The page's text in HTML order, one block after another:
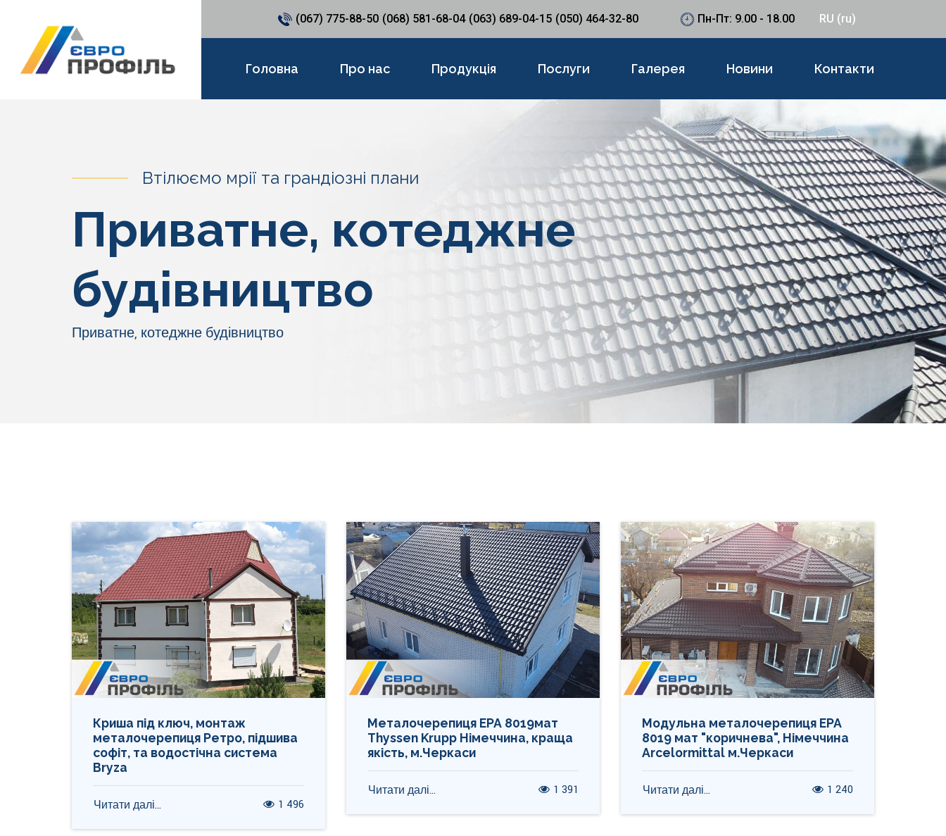
(067) 775-88-50 (068) 581-68-04 (063) 689-04-15 (050) 464-32-80 Пн-Пт: 9.00 - 18.00 RU (ru)
Головна Про нас Продукція Послуги Галерея Новини Контакти
Втілюємо мрії та грандіозні плани
Приватне, котеджне
будівництво
Приватне, котеджне будівництво
Криша під ключ, монтаж
металочерепиця Ретро, підшива
софіт, та водостічна система
Bryza
Читати далі... 1 496
Металочерепиця ЕРА 8019мат
Thyssen Krupp Німеччина, краща
якість, м.Черкаси
Читати далі... 1 391
Модульна металочерепиця ЕРА
8019 мат "коричнева", Німеччина
Arcelormittal м.Черкаси
Читати далі... 1 240